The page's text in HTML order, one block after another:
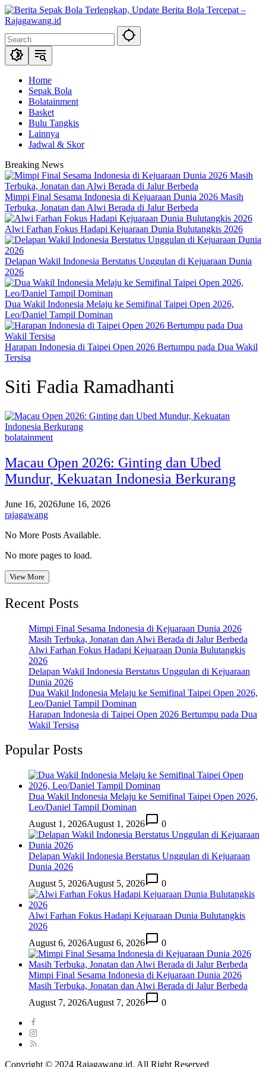
Skip
to
Home
Sepak Bola
Bolatainment
Basket
Bulu Tangkis
Lainnya
Jadwal & Skor
Breaking News
Mimpi Final Sesama Indonesia di Kejuaraan Dunia 2026 Masih
Terbuka, Jonatan dan Alwi Berada di Jalur Berbeda
Alwi Farhan Fokus Hadapi Kejuaraan Dunia Bulutangkis 2026
Delapan Wakil Indonesia Berstatus Unggulan di Kejuaraan Dunia
2026
Dua Wakil Indonesia Melaju ke Semifinal Taipei Open 2026,
Leo/Daniel Tampil Dominan
Harapan Indonesia di Taipei Open 2026 Bertumpu pada Dua Wakil
Tersisa
Siti Fadia Ramadhanti
bolatainment
Macau Open 2026: Ginting dan Ubed
Mundur, Kekuatan Indonesia Berkurang
June 16, 2026June 16, 2026
rajagawang
No More Posts Available.
No more pages to load.
View More
Recent Posts
Mimpi Final Sesama Indonesia di Kejuaraan Dunia 2026
Masih Terbuka, Jonatan dan Alwi Berada di Jalur Berbeda
Alwi Farhan Fokus Hadapi Kejuaraan Dunia Bulutangkis
2026
Delapan Wakil Indonesia Berstatus Unggulan di Kejuaraan
Dunia 2026
Dua Wakil Indonesia Melaju ke Semifinal Taipei Open 2026,
Leo/Daniel Tampil Dominan
Harapan Indonesia di Taipei Open 2026 Bertumpu pada Dua
Wakil Tersisa
Popular Posts
Dua Wakil Indonesia Melaju ke Semifinal Taipei Open 2026,
Leo/Daniel Tampil Dominan
August 1, 2026August 1, 2026 0
Delapan Wakil Indonesia Berstatus Unggulan di Kejuaraan
Dunia 2026
August 5, 2026August 5, 2026 0
Alwi Farhan Fokus Hadapi Kejuaraan Dunia Bulutangkis
2026
August 6, 2026August 6, 2026 0
Mimpi Final Sesama Indonesia di Kejuaraan Dunia 2026
Masih Terbuka, Jonatan dan Alwi Berada di Jalur Berbeda
August 7, 2026August 7, 2026 0
Copyright © 2024 Rajagawang.id. All Right Reserved